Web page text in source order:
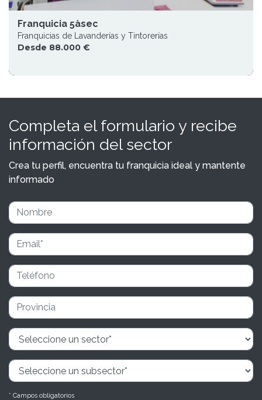
Franquicia 5àsec
Franquicias de Lavanderías y Tintorerías
Desde 88.000 €
Completa el formulario y recibe
información del sector
Crea tu perfil, encuentra tu franquicia ideal y mantente
informado
* Campos obligatorios